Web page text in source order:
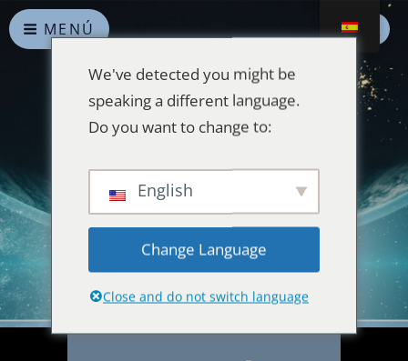
MENÚ
Alianzas celestiales
Que la paz reine en la Tierra y en el Universo
We've detected you might be
speaking a different language.
Do you want to change to:
English
Change Language
Close and do not switch language